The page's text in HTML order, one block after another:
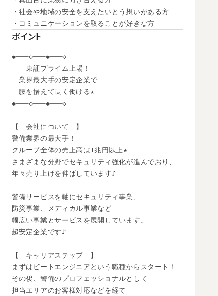
・社会や地域の安全を支えたいとう想いがある方
・コミュニケーションを取ることが好きな方
ポイント
◆───◇───◆───◇
東証プライム上場！
業界最大手の安定企業で
腰を据えて長く働ける★
◆───◇───◆───◇
【　会社について　】
警備業界の最大手！
グループ全体の売上高は1兆円以上★
さまざまな分野でセキュリティ強化が進んでおり、
年々売り上げを伸ばしています♪
警備サービスを軸にセキュリティ事業、
防災事業、メディカル事業など
幅広い事業とサービスを展開しています。
超安定企業です♪
【　キャリアステップ　】
まずはビートエンジニアという職種からスタート！
その後、警備のプロフェッショナルとして
担当エリアのお客様対応などを経て